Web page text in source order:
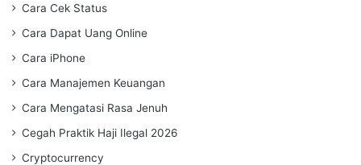
Cara Cek Status
Cara Dapat Uang Online
Cara iPhone
Cara Manajemen Keuangan
Cara Mengatasi Rasa Jenuh
Cegah Praktik Haji Ilegal 2026
Cryptocurrency